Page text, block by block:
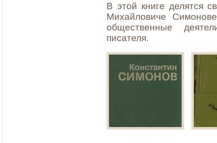
В этой книге делятся
Михайловиче
общественные
писателя.